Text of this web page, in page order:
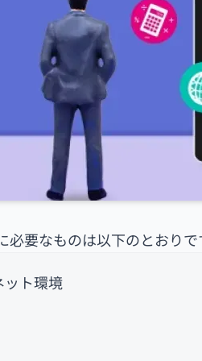
必要なものは以下のとおりで
ット環境